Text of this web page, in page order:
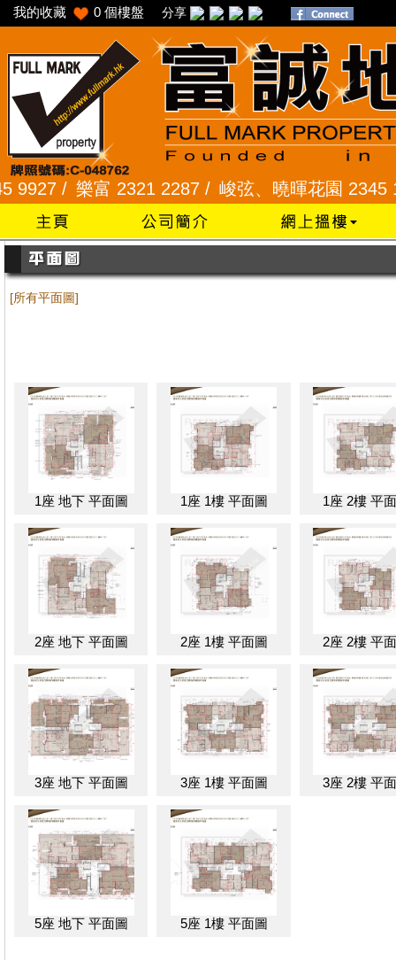
我的收藏 0 個樓盤 分享
/樂富 2321 2287 /峻弦、曉暉花園 2345
[所有平面圖]
1座 地下 平面圖 1座 1樓 平面圖 1座 2樓 平
2座 地下 平面圖 2座 1樓 平面圖 2座 2樓 平
3座 地下 平面圖 3座 1樓 平面圖 3座 2樓 平
5座 地下 平面圖 5座 1樓 平面圖